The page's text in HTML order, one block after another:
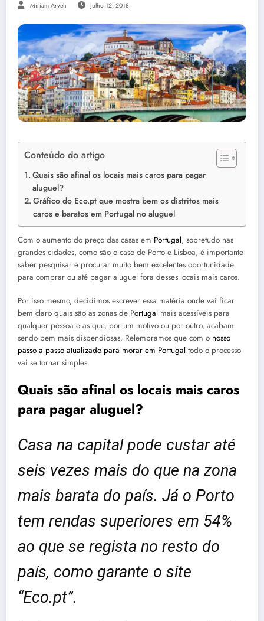
Miriam Aryeh Julho 12, 2018
Conteúdo do artigo
Quais são afinal os locais mais caros para pagar
aluguel?
Gráfico do Eco.pt que mostra bem os distritos mais
caros e baratos em Portugal no aluguel
Com o aumento do preço das casas em Portugal, sobretudo nas
grandes cidades, como são o caso de Porto e Lisboa, é importante
saber pesquisar e procurar muito bem excelentes oportunidade
para comprar ou até pagar aluguel fora desses locais mais caros.
Por isso mesmo, decidimos escrever essa matéria onde vai ficar
bem claro quais são as zonas de Portugal mais acessíveis para
qualquer pessoa e as que, por um motivo ou por outro, acabam
sendo bem mais dispendiosas. Relembramos que com o nosso
passo a passo atualizado para morar em Portugal todo o processo
vai se tornar simples.
Quais são afinal os locais mais caros
para pagar aluguel?
Casa na capital pode custar até
seis vezes mais do que na zona
mais barata do país. Já o Porto
tem rendas superiores em 54%
ao que se regista no resto do
país, como garante o site
“Eco.pt”.